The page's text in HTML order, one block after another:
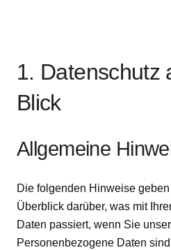
1. Datenschutz
Blick
Allgemeine
Die folgenden Hinweise
Überblick darüber, was mit
Daten passiert, wenn Sie
Personenbezogene Daten